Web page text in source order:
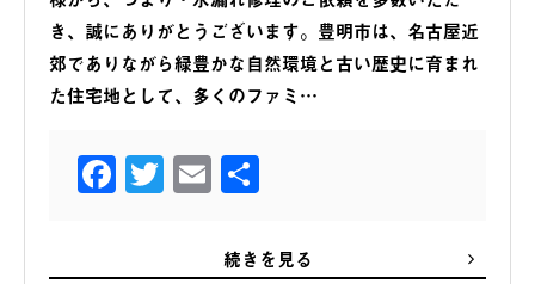
き、誠にありがとうございます。豊明市は、名古屋近
郊でありながら緑豊かな自然環境と古い歴史に育まれ
た住宅地として、多くのファミ…
Facebook
Twitter
Email
続きを見る